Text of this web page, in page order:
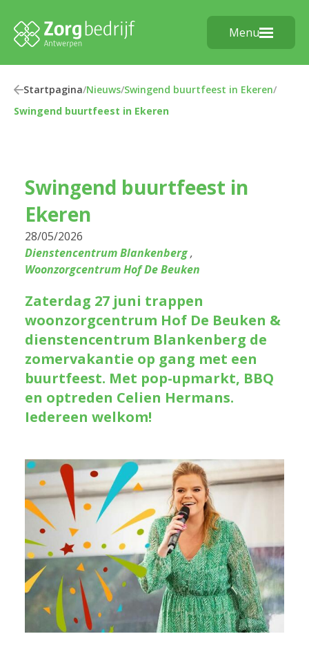
Menu
Startpagina/Nieuws/Swingend buurtfeest in Ekeren/
Swingend buurtfeest in Ekeren
Swingend buurtfeest in
Ekeren
28/05/2026
Dienstencentrum Blankenberg,
Woonzorgcentrum Hof De Beuken
Zaterdag 27 juni trappen
woonzorgcentrum Hof De Beuken &
dienstencentrum Blankenberg de
zomervakantie op gang met een
buurtfeest. Met pop-upmarkt, BBQ
en optreden Celien Hermans.
Iedereen welkom!